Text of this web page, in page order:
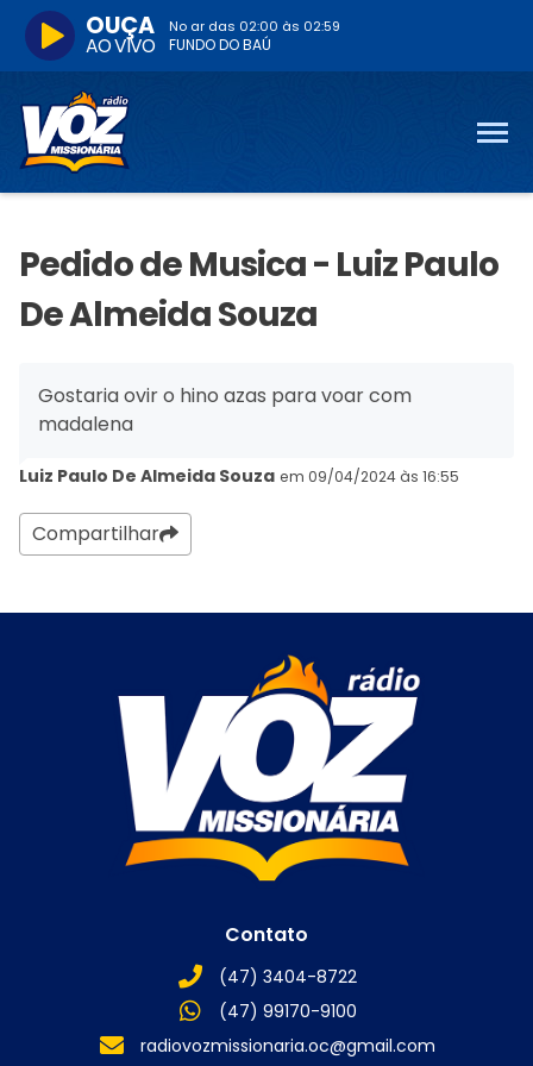
No ar das 02:00 às 02:59
FUNDO DO BAÚ
OUÇA
AO VIVO
Pedido de Musica - Luiz Paulo
De Almeida Souza
Gostaria ovir o hino azas para voar com
madalena
Luiz Paulo De Almeida Souza em 09/04/2024 às 16:55
Compartilhar
Contato
(47) 3404-8722
(47) 99170-9100
radiovozmissionaria.oc@gmail.com